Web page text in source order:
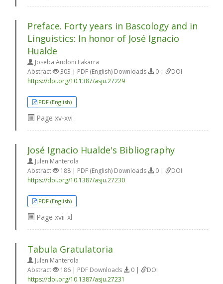
Preface. Forty years in Bascology and in
Linguistics: In honor of José Ignacio
Hualde
Joseba Andoni Lakarra
Abstract
303 | PDF (English) Downloads 0 |
DOI
https://doi.org/10.1387/asju.27229
PDF (English)
Page xv-xvi
José Ignacio Hualde's Bibliography
Julen Manterola
Abstract
188 | PDF (English) Downloads 0 |
DOI
https://doi.org/10.1387/asju.27230
PDF (English)
Page xvii-xl
Tabula Gratulatoria
Julen Manterola
Abstract
186 | PDF Downloads 0 |
DOI
https://doi.org/10.1387/asju.27231